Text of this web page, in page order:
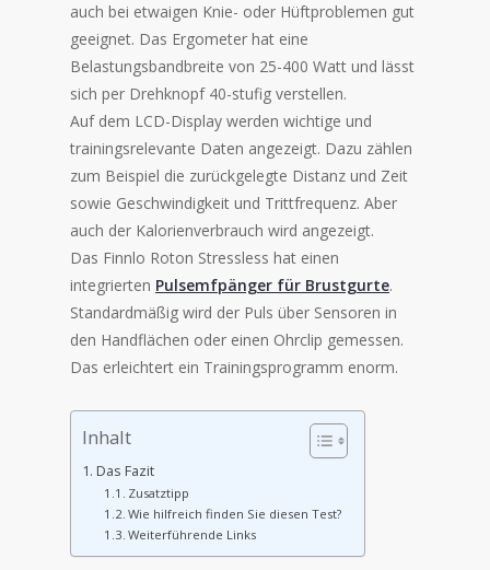
auch bei etwaigen Knie- oder Hüftproblemen gut
geeignet. Das Ergometer hat eine
Belastungsbandbreite von 25-400 Watt und lässt
sich per Drehknopf 40-stufig verstellen.
Auf dem LCD-Display werden wichtige und
trainingsrelevante Daten angezeigt. Dazu zählen
zum Beispiel die zurückgelegte Distanz und Zeit
sowie Geschwindigkeit und Trittfrequenz. Aber
auch der Kalorienverbrauch wird angezeigt.
Das Finnlo Roton Stressless hat einen
integrierten Pulsemfpänger für Brustgurte.
Standardmäßig wird der Puls über Sensoren in
den Handflächen oder einen Ohrclip gemessen.
Das erleichtert ein Trainingsprogramm enorm.
Inhalt
Das Fazit
Zusatztipp
Wie hilfreich finden Sie diesen Test?
Weiterführende Links